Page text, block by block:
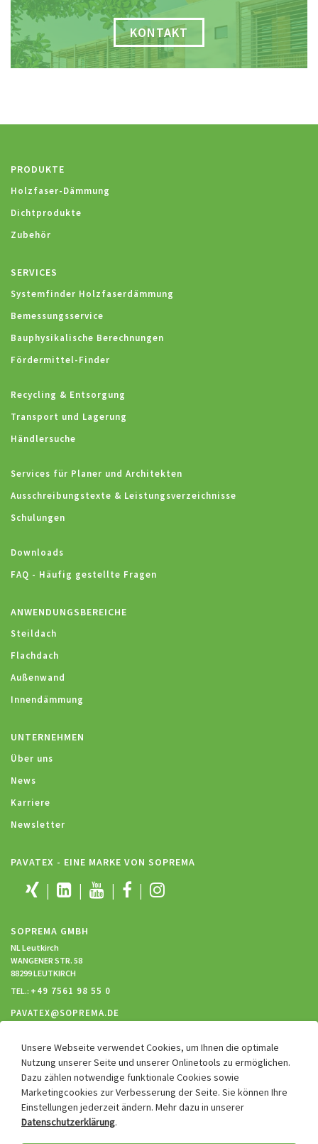
KONTAKT
PRODUKTE
Holzfaser-Dämmung
Dichtprodukte
Zubehör
SERVICES
Systemfinder Holzfaserdämmung
Bemessungsservice
Bauphysikalische Berechnungen
Fördermittel-Finder
Recycling & Entsorgung
Transport und Lagerung
Händlersuche
Services für Planer und Architekten
Ausschreibungstexte & Leistungsverzeichnisse
Schulungen
Downloads
FAQ - Häufig gestellte Fragen
ANWENDUNGSBEREICHE
Steildach
Flachdach
Außenwand
Innendämmung
UNTERNEHMEN
Über uns
News
Karriere
Newsletter
PAVATEX - EINE MARKE VON SOPREMA
SOPREMA GMBH
NL Leutkirch
WANGENER STR. 58
88299 LEUTKIRCH
TEL.: +49 7561 98 55 0
PAVATEX@SOPREMA.DE
RECHTLICHES
Impressum
Datenschutz
Hinweisgebersystem
Unsere Webseite verwendet Cookies, um Ihnen die optimale
Nutzung unserer Seite und unserer Onlinetools zu ermöglichen.
Dazu zählen notwendige funktionale Cookies sowie
Marketingcookies zur Verbesserung der Seite. Sie können Ihre
Einstellungen jederzeit ändern. Mehr dazu in unserer
Datenschutzerklärung.